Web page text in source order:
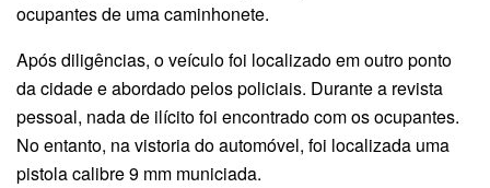
ocupantes de uma caminhonete.
Após diligências, o veículo foi localizado em outro ponto
da cidade e abordado pelos policiais. Durante a revista
pessoal, nada de ilícito foi encontrado com os ocupantes.
No entanto, na vistoria do automóvel, foi localizada uma
pistola calibre 9 mm municiada.